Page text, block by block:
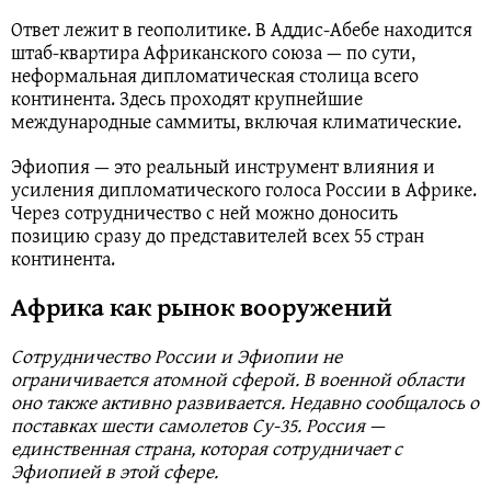
Ответ лежит в геополитике. В Аддис-Абебе находится
штаб-квартира Африканского союза — по сути,
неформальная дипломатическая столица всего
континента. Здесь проходят крупнейшие
международные саммиты, включая климатические.
Эфиопия — это реальный инструмент влияния и
усиления дипломатического голоса России в Африке.
Через сотрудничество с ней можно доносить
позицию сразу до представителей всех 55 стран
континента.
Африка как рынок вооружений
Сотрудничество России и Эфиопии не
ограничивается атомной сферой. В военной области
оно также активно развивается. Недавно сообщалось о
поставках шести самолетов Су-35. Россия —
единственная страна, которая сотрудничает с
Эфиопией в этой сфере.